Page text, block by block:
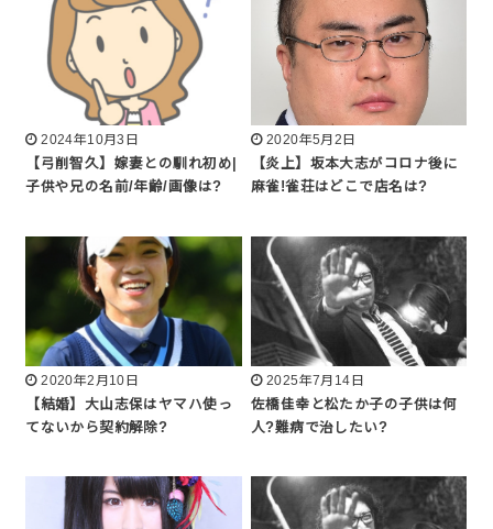
2024年10月3日
【弓削智久】嫁妻との馴れ初め|
子供や兄の名前/年齢/画像は?
2020年5月2日
【炎上】坂本大志がコロナ後に
麻雀!雀荘はどこで店名は?
2020年2月10日
【結婚】大山志保はヤマハ使っ
てないから契約解除?
2025年7月14日
佐橋佳幸と松たか子の子供は何
人?難病で治したい?